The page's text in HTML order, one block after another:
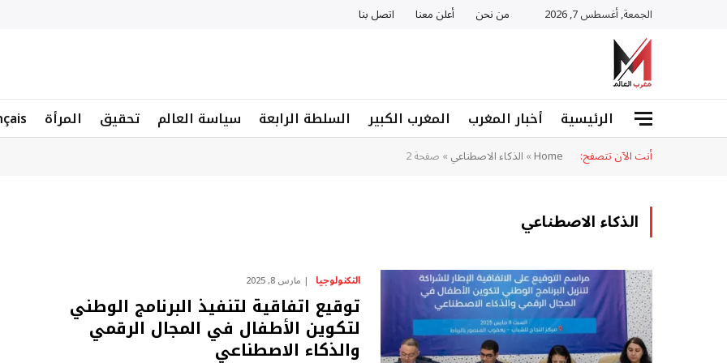
الجمعة, أغسطس 7, 2026 من نحن أعلن معنا اتصل بنا
الرئيسية أخبار المغرب المغرب الكبير السلطة الرابعة سياسة العالم تحقيق المرأة
أنت الآن تتصفح: Home
»الذكاء الاصطناعي»صفحة 2
الذكاء الاصطناعي
التكنولوجيا مارس 8, 2025
توقيع اتفاقية لتنفيذ البرنامج الوطني
لتكوين الأطفال في المجال الرقمي
والذكاء الاصطناعي